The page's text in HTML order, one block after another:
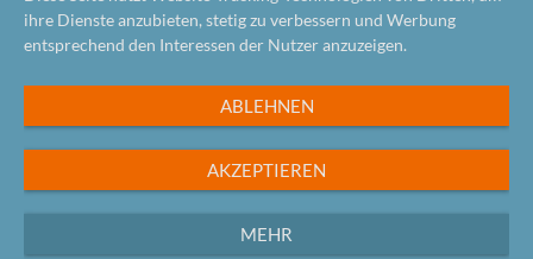
ihre Dienste anzubieten, stetig zu verbessern und Werbung
entsprechend den Interessen der Nutzer anzuzeigen.
ABLEHNEN
AKZEPTIEREN
MEHR